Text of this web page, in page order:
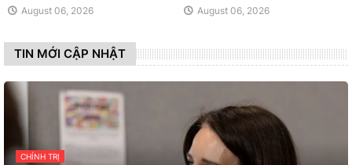
August 06, 2026 August 06, 2026
TIN MỚI CẬP NHẬT
CHÍNH TRỊ